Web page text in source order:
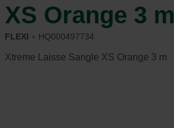
XS Orange 3 m
FLEXI HQ000497734
Xtreme Laisse Sangle XS Orange 3 m